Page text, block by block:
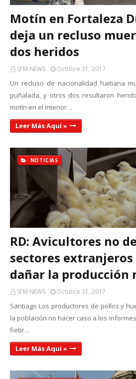
Motín en Fortaleza
deja un recluso
dos heridos
SFM NEWS Octubre 31, 2017
Un recluso de nacionalidad haitiana
puñalada, y otros dos resultaron
motín en el interior…
Leer Más Aqui »
NOTICIAS
RD: Avicultores no
sectores
dañar la producción
SFM NEWS Octubre 31, 2017
Santiago Los productores de pollos y
la población no hacer caso a los
fiebr…
Leer Más Aqui »